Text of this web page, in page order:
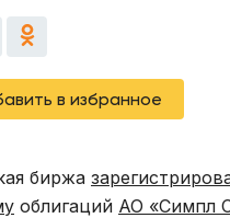
в избранное
биржа
облигаций АО «Симпл